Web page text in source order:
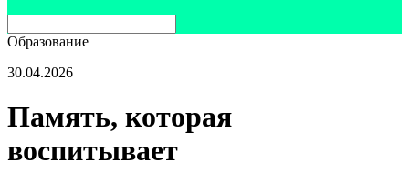
Образование
30.04.2026
Память, которая
воспитывает